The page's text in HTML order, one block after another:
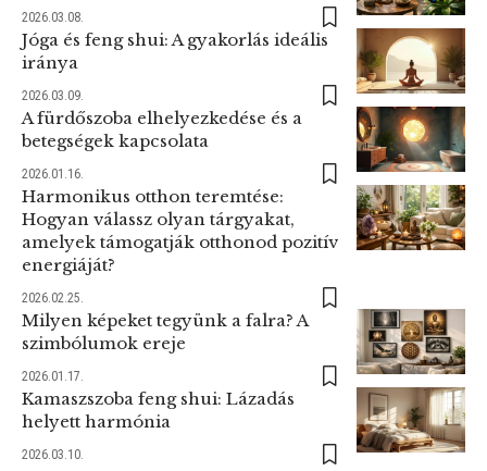
2026.03.08.
Jóga és feng shui: A gyakorlás ideális
iránya
2026.03.09.
A fürdőszoba elhelyezkedése és a
betegségek kapcsolata
2026.01.16.
Harmonikus otthon teremtése:
Hogyan válassz olyan tárgyakat,
amelyek támogatják otthonod pozitív
energiáját?
2026.02.25.
Milyen képeket tegyünk a falra? A
szimbólumok ereje
2026.01.17.
Kamaszszoba feng shui: Lázadás
helyett harmónia
2026.03.10.